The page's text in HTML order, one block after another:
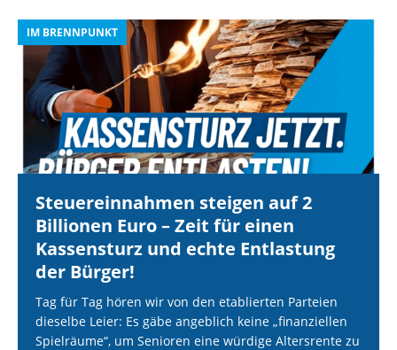
IM BRENNPUNKT
Steuereinnahmen steigen auf 2
Billionen Euro – Zeit für einen
Kassensturz und echte Entlastung
der Bürger!
Tag für Tag hören wir von den etablierten Parteien
dieselbe Leier: Es gäbe angeblich keine „finanziellen
Spielräume“, um Senioren eine würdige Altersrente zu